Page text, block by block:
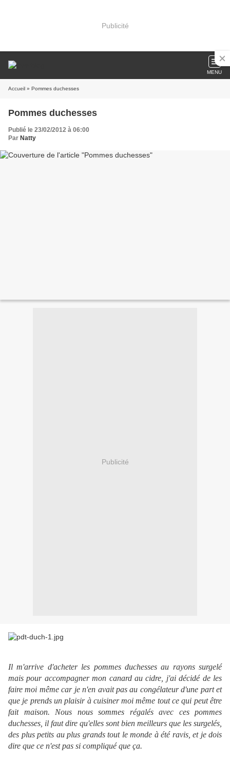
Publicité
MENU
Accueil » Pommes duchesses
Pommes duchesses
Publié le 23/02/2012 à 06:00
Par Natty
Publicité
Il m'arrive d'acheter les pommes duchesses au rayons surgelé
mais pour accompagner mon canard au cidre, j'ai décidé de les
faire moi même car je n'en avait pas au congélateur d'une part et
que je prends un plaisir à cuisiner moi même tout ce qui peut être
fait maison. Nous nous sommes régalés avec ces pommes
duchesses, il faut dire qu'elles sont bien meilleurs que les surgelés,
des plus petits au plus grands tout le monde à été ravis, et je dois
dire que ce n'est pas si compliqué que ça.